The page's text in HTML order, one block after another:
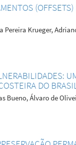
Pereira Krueger,
DO BRASIL
Bueno, Álvaro de